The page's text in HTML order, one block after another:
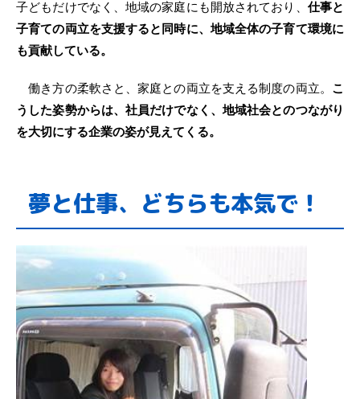
子どもだけでなく、地域の家庭にも開放されており、 仕事と
子育ての両立を支援すると同時に、地域全体の子育て環境に
も貢献している。
働き方の柔軟さと、家庭との両立を支える制度の両立。 こ
うした姿勢からは、社員だけでなく、地域社会とのつながり
を大切にする企業の姿が見えてくる。
夢と仕事、どちらも本気で！